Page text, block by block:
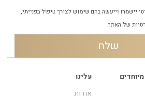
יישמרו וייעשה בהם שימוש לצורך טיפול בפנייתי,
של האתר.
מיוחדים
עלינו
אודות